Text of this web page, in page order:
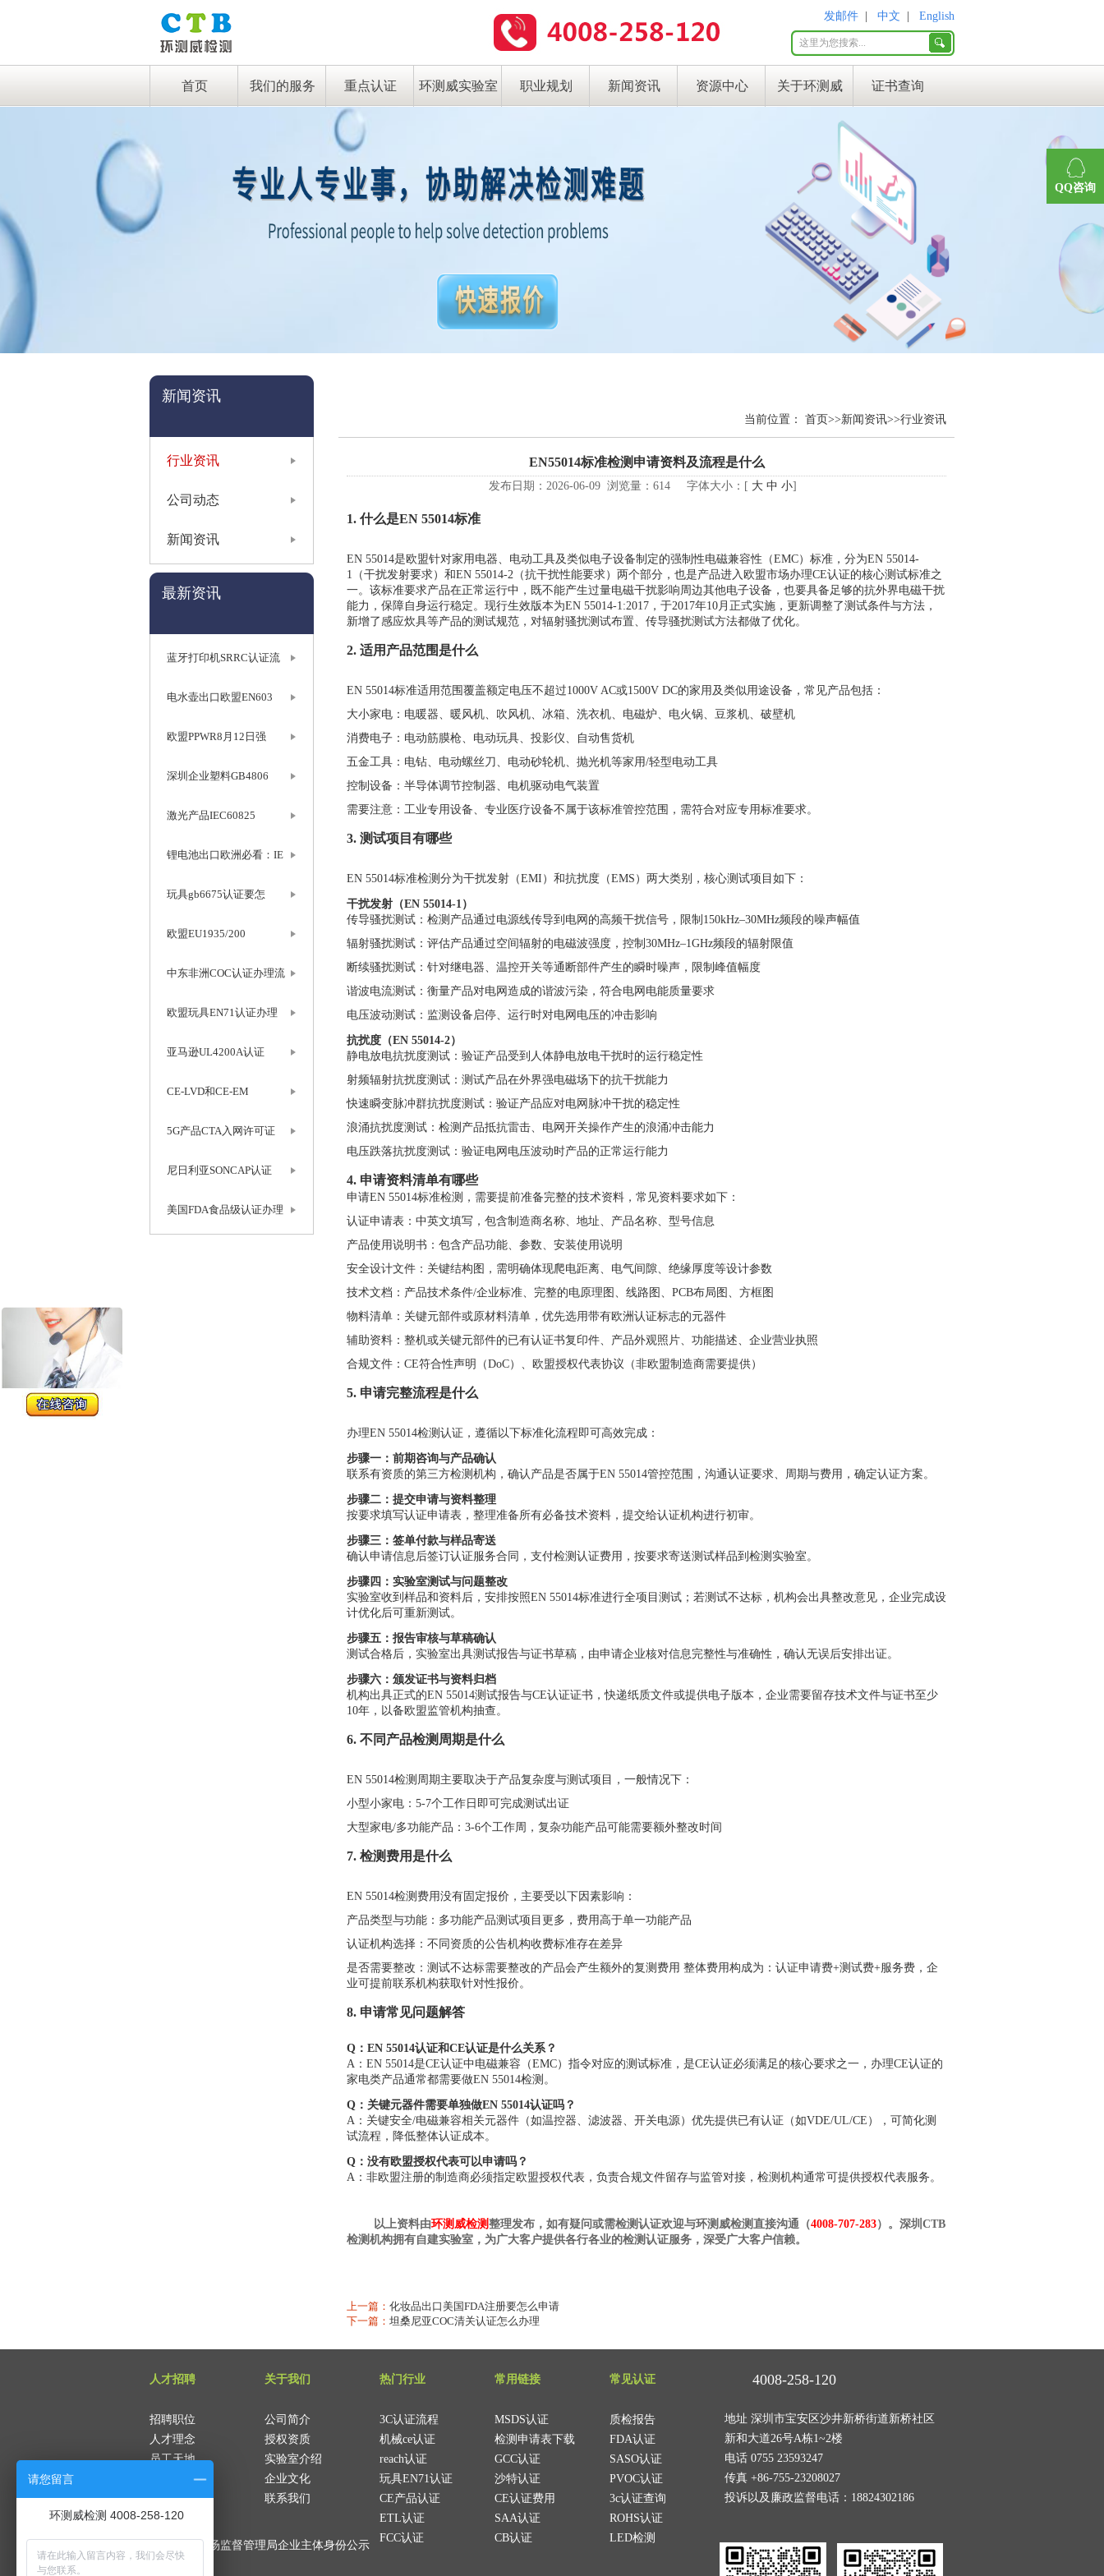
发邮件 中文 English
首页 我们的服务 重点认证 环测威实验室 职业规划 新闻资讯 资源中心 关于环测威 证书查询
新闻资讯
行业资讯
公司动态
新闻资讯
最新资讯
蓝牙打印机SRRC认证流
电水壶出口欧盟EN603
欧盟PPWR8月12日强
深圳企业塑料GB4806
激光产品IEC60825
锂电池出口欧洲必看：IE
玩具gb6675认证要怎
欧盟EU1935/200
中东非洲COC认证办理流
欧盟玩具EN71认证办理
亚马逊UL4200A认证
CE-LVD和CE-EM
5G产品CTA入网许可证
尼日利亚SONCAP认证
美国FDA食品级认证办理
当前位置： 首页>>新闻资讯>>行业资讯
EN55014标准检测申请资料及流程是什么
发布日期：2026-06-09 浏览量：614 字体大小：[ 大 中 小]
1. 什么是EN 55014标准
EN 55014是欧盟针对家用电器、电动工具及类似电子设备制定的强制性电磁兼容性（EMC）标准，分为EN 55014-
1（干扰发射要求）和EN 55014-2（抗干扰性能要求）两个部分，也是产品进入欧盟市场办理CE认证的核心测试标准之
一。该标准要求产品在正常运行中，既不能产生过量电磁干扰影响周边其他电子设备，也要具备足够的抗外界电磁干扰
能力，保障自身运行稳定。现行生效版本为EN 55014-1:2017，于2017年10月正式实施，更新调整了测试条件与方法，
新增了感应炊具等产品的测试规范，对辐射骚扰测试布置、传导骚扰测试方法都做了优化。
2. 适用产品范围是什么
EN 55014标准适用范围覆盖额定电压不超过1000V AC或1500V DC的家用及类似用途设备，常见产品包括：
大小家电：电暖器、暖风机、吹风机、冰箱、洗衣机、电磁炉、电火锅、豆浆机、破壁机
消费电子：电动筋膜枪、电动玩具、投影仪、自动售货机
五金工具：电钻、电动螺丝刀、电动砂轮机、抛光机等家用/轻型电动工具
控制设备：半导体调节控制器、电机驱动电气装置
需要注意：工业专用设备、专业医疗设备不属于该标准管控范围，需符合对应专用标准要求。
3. 测试项目有哪些
EN 55014标准检测分为干扰发射（EMI）和抗扰度（EMS）两大类别，核心测试项目如下：
干扰发射（EN 55014-1）
传导骚扰测试：检测产品通过电源线传导到电网的高频干扰信号，限制150kHz–30MHz频段的噪声幅值
辐射骚扰测试：评估产品通过空间辐射的电磁波强度，控制30MHz–1GHz频段的辐射限值
断续骚扰测试：针对继电器、温控开关等通断部件产生的瞬时噪声，限制峰值幅度
谐波电流测试：衡量产品对电网造成的谐波污染，符合电网电能质量要求
电压波动测试：监测设备启停、运行时对电网电压的冲击影响
抗扰度（EN 55014-2）
静电放电抗扰度测试：验证产品受到人体静电放电干扰时的运行稳定性
射频辐射抗扰度测试：测试产品在外界强电磁场下的抗干扰能力
快速瞬变脉冲群抗扰度测试：验证产品应对电网脉冲干扰的稳定性
浪涌抗扰度测试：检测产品抵抗雷击、电网开关操作产生的浪涌冲击能力
电压跌落抗扰度测试：验证电网电压波动时产品的正常运行能力
4. 申请资料清单有哪些
申请EN 55014标准检测，需要提前准备完整的技术资料，常见资料要求如下：
认证申请表：中英文填写，包含制造商名称、地址、产品名称、型号信息
产品使用说明书：包含产品功能、参数、安装使用说明
安全设计文件：关键结构图，需明确体现爬电距离、电气间隙、绝缘厚度等设计参数
技术文档：产品技术条件/企业标准、完整的电原理图、线路图、PCB布局图、方框图
物料清单：关键元部件或原材料清单，优先选用带有欧洲认证标志的元器件
辅助资料：整机或关键元部件的已有认证书复印件、产品外观照片、功能描述、企业营业执照
合规文件：CE符合性声明（DoC）、欧盟授权代表协议（非欧盟制造商需要提供）
5. 申请完整流程是什么
办理EN 55014检测认证，遵循以下标准化流程即可高效完成：
步骤一：前期咨询与产品确认
联系有资质的第三方检测机构，确认产品是否属于EN 55014管控范围，沟通认证要求、周期与费用，确定认证方案。
步骤二：提交申请与资料整理
按要求填写认证申请表，整理准备所有必备技术资料，提交给认证机构进行初审。
步骤三：签单付款与样品寄送
确认申请信息后签订认证服务合同，支付检测认证费用，按要求寄送测试样品到检测实验室。
步骤四：实验室测试与问题整改
实验室收到样品和资料后，安排按照EN 55014标准进行全项目测试；若测试不达标，机构会出具整改意见，企业完成设
计优化后可重新测试。
步骤五：报告审核与草稿确认
测试合格后，实验室出具测试报告与证书草稿，由申请企业核对信息完整性与准确性，确认无误后安排出证。
步骤六：颁发证书与资料归档
机构出具正式的EN 55014测试报告与CE认证证书，快递纸质文件或提供电子版本，企业需要留存技术文件与证书至少
10年，以备欧盟监管机构抽查。
6. 不同产品检测周期是什么
EN 55014检测周期主要取决于产品复杂度与测试项目，一般情况下：
小型小家电：5-7个工作日即可完成测试出证
大型家电/多功能产品：3-6个工作周，复杂功能产品可能需要额外整改时间
7. 检测费用是什么
EN 55014检测费用没有固定报价，主要受以下因素影响：
产品类型与功能：多功能产品测试项目更多，费用高于单一功能产品
认证机构选择：不同资质的公告机构收费标准存在差异
是否需要整改：测试不达标需要整改的产品会产生额外的复测费用 整体费用构成为：认证申请费+测试费+服务费，企
业可提前联系机构获取针对性报价。
8. 申请常见问题解答
Q：EN 55014认证和CE认证是什么关系？
A：EN 55014是CE认证中电磁兼容（EMC）指令对应的测试标准，是CE认证必须满足的核心要求之一，办理CE认证的
家电类产品通常都需要做EN 55014检测。
Q：关键元器件需要单独做EN 55014认证吗？
A：关键安全/电磁兼容相关元器件（如温控器、滤波器、开关电源）优先提供已有认证（如VDE/UL/CE），可简化测
试流程，降低整体认证成本。
Q：没有欧盟授权代表可以申请吗？
A：非欧盟注册的制造商必须指定欧盟授权代表，负责合规文件留存与监管对接，检测机构通常可提供授权代表服务。
以上资料由环测威检测整理发布，如有疑问或需检测认证欢迎与环测威检测直接沟通（4008-707-283）。深圳CTB
检测机构拥有自建实验室，为广大客户提供各行各业的检测认证服务，深受广大客户信赖。
上一篇： 化妆品出口美国FDA注册要怎么申请
下一篇： 坦桑尼亚COC清关认证怎么办理
人才招聘
招聘职位
人才理念
员工天地
关于我们
公司简介
授权资质
实验室介绍
企业文化
联系我们
热门行业
3C认证流程
机械ce认证
reach认证
玩具EN71认证
CE产品认证
ETL认证
FCC认证
常用链接
MSDS认证
检测申请表下载
GCC认证
沙特认证
CE认证费用
SAA认证
CB认证
常见认证
质检报告
FDA认证
SASO认证
PVOC认证
3c认证查询
ROHS认证
LED检测
4008-258-120
地址 深圳市宝安区沙井新桥街道新桥社区
新和大道26号A栋1~2楼
电话 0755 23593247
传真 +86-755-23208027
投诉以及廉政监督电话：18824302186
QQ咨询
请您留言
环测威检测 4008-258-120